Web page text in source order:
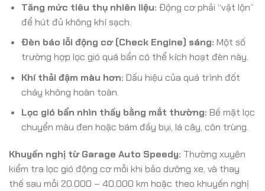
Tăng mức tiêu thụ nhiên liệu: Động cơ phải “vật lộn”
để hút đủ không khí sạch.
Đèn báo lỗi động cơ (Check Engine) sáng: Một số
trường hợp lọc gió quá bẩn có thể kích hoạt đèn này.
Khí thải đậm màu hơn: Dấu hiệu của quá trình đốt
cháy không hoàn toàn.
Lọc gió bẩn nhìn thấy bằng mắt thường: Bề mặt lọc
chuyển màu đen hoặc bám đầy bụi, lá cây, côn trùng.
Khuyến nghị từ Garage Auto Speedy: Thường xuyên
kiểm tra lọc gió động cơ mỗi khi bảo dưỡng xe, và thay
thế sau mỗi 20.000 – 40.000 km hoặc theo khuyến nghị